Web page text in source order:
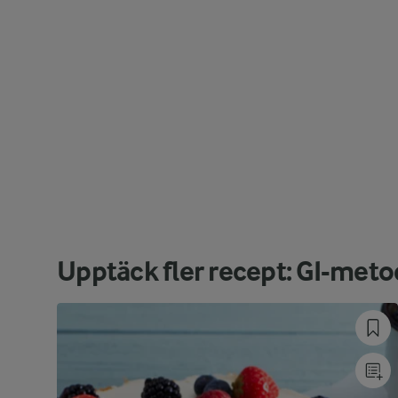
Upptäck fler recept: GI-